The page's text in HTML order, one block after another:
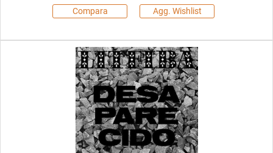
Compara Agg. Wishlist